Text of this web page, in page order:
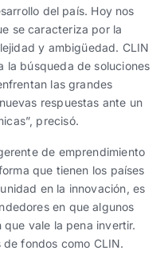
del país. Hoy nos
se caracteriza por la
y ambigüedad. CLIN
la búsqueda de soluciones
las grandes
respuestas ante un
precisó.
de emprendimiento
que tienen los países
en la innovación, es
en que algunos
vale la pena invertir.
fondos como CLIN.